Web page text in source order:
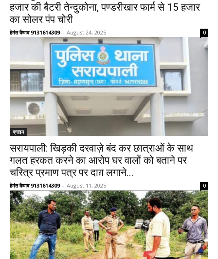
हजार की बैटरी तेन्दुकोना, पण्डरीखार फार्म से 15 हजार
का सोलर पंप चोरी
हेमंत वैष्णव 9131614309 - August 24, 2025 0
क्राइम
सरायपाली: खिड़की दरवाज़े बंद कर छात्राओं के साथ
गलत हरकत करने का आरोप घर वालों को बताने पर
चरित्र प्रमाण पत्र पर दाग़ लगाने...
हेमंत वैष्णव 9131614309 - August 11, 2025 0